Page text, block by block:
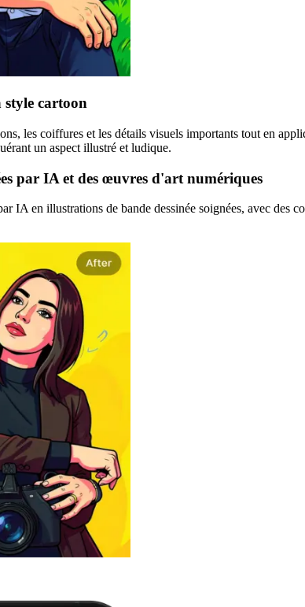
cartoon
les coiffures et les détails visuels importants tout en
un aspect illustré et ludique.
par IA et des œuvres d'art numériques
IA en illustrations de bande dessinée soignées, avec des